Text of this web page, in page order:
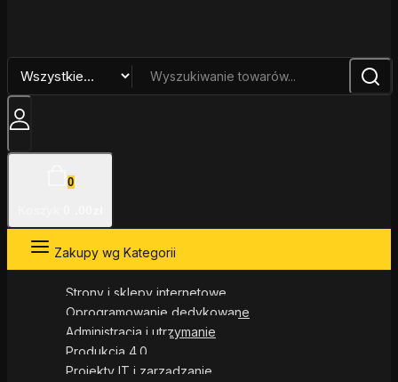
0
Zakupy wg Kategorii
Strony i sklepy internetowe
Oprogramowanie dedykowane
Administracja i utrzymanie
Produkcja 4.0
Projekty IT i zarządzanie